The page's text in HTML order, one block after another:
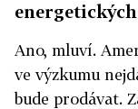
Ano, mluví.
ve výzkumu
bude prodávat.